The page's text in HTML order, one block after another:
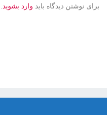
برای نوشتن دیدگاه باید وارد بشوید